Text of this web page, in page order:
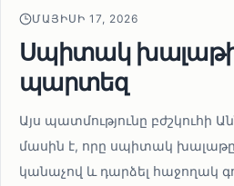
ՄԱՅԻՍԻ 17, 2026
Սպիտակ
պարտեզ
Այս պատմությունը բժշկուհի
մասին է, որը սպիտակ
կանաչով և դարձել հաջողակ